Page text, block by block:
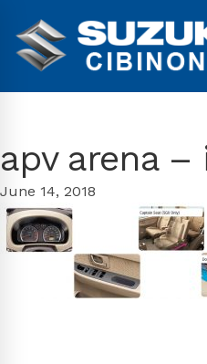
apv arena
June 14, 2018